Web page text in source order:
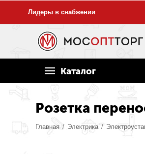
Лидеры в снабжении
Каталог
Розетка
Главная / Электрика /